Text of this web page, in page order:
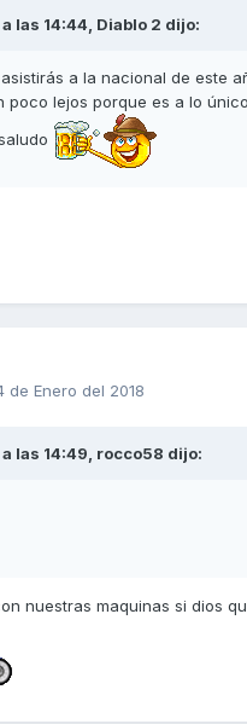
las 14:44, Diablo 2 dijo:
a la nacional de este
poco lejos porque es a lo
de Enero del 2018
las 14:49, rocco58 dijo:
nuestras maquinas si dios